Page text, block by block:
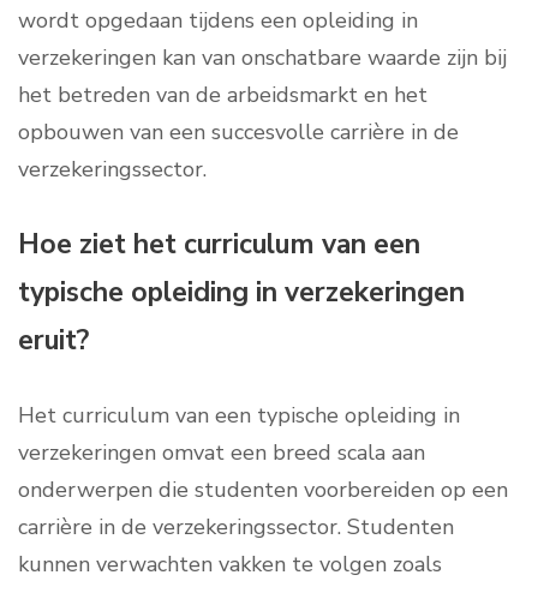
wordt opgedaan tijdens een opleiding in
verzekeringen kan van onschatbare waarde zijn bij
het betreden van de arbeidsmarkt en het
opbouwen van een succesvolle carrière in de
verzekeringssector.
Hoe ziet het curriculum van een
typische opleiding in verzekeringen
eruit?
Het curriculum van een typische opleiding in
verzekeringen omvat een breed scala aan
onderwerpen die studenten voorbereiden op een
carrière in de verzekeringssector. Studenten
kunnen verwachten vakken te volgen zoals